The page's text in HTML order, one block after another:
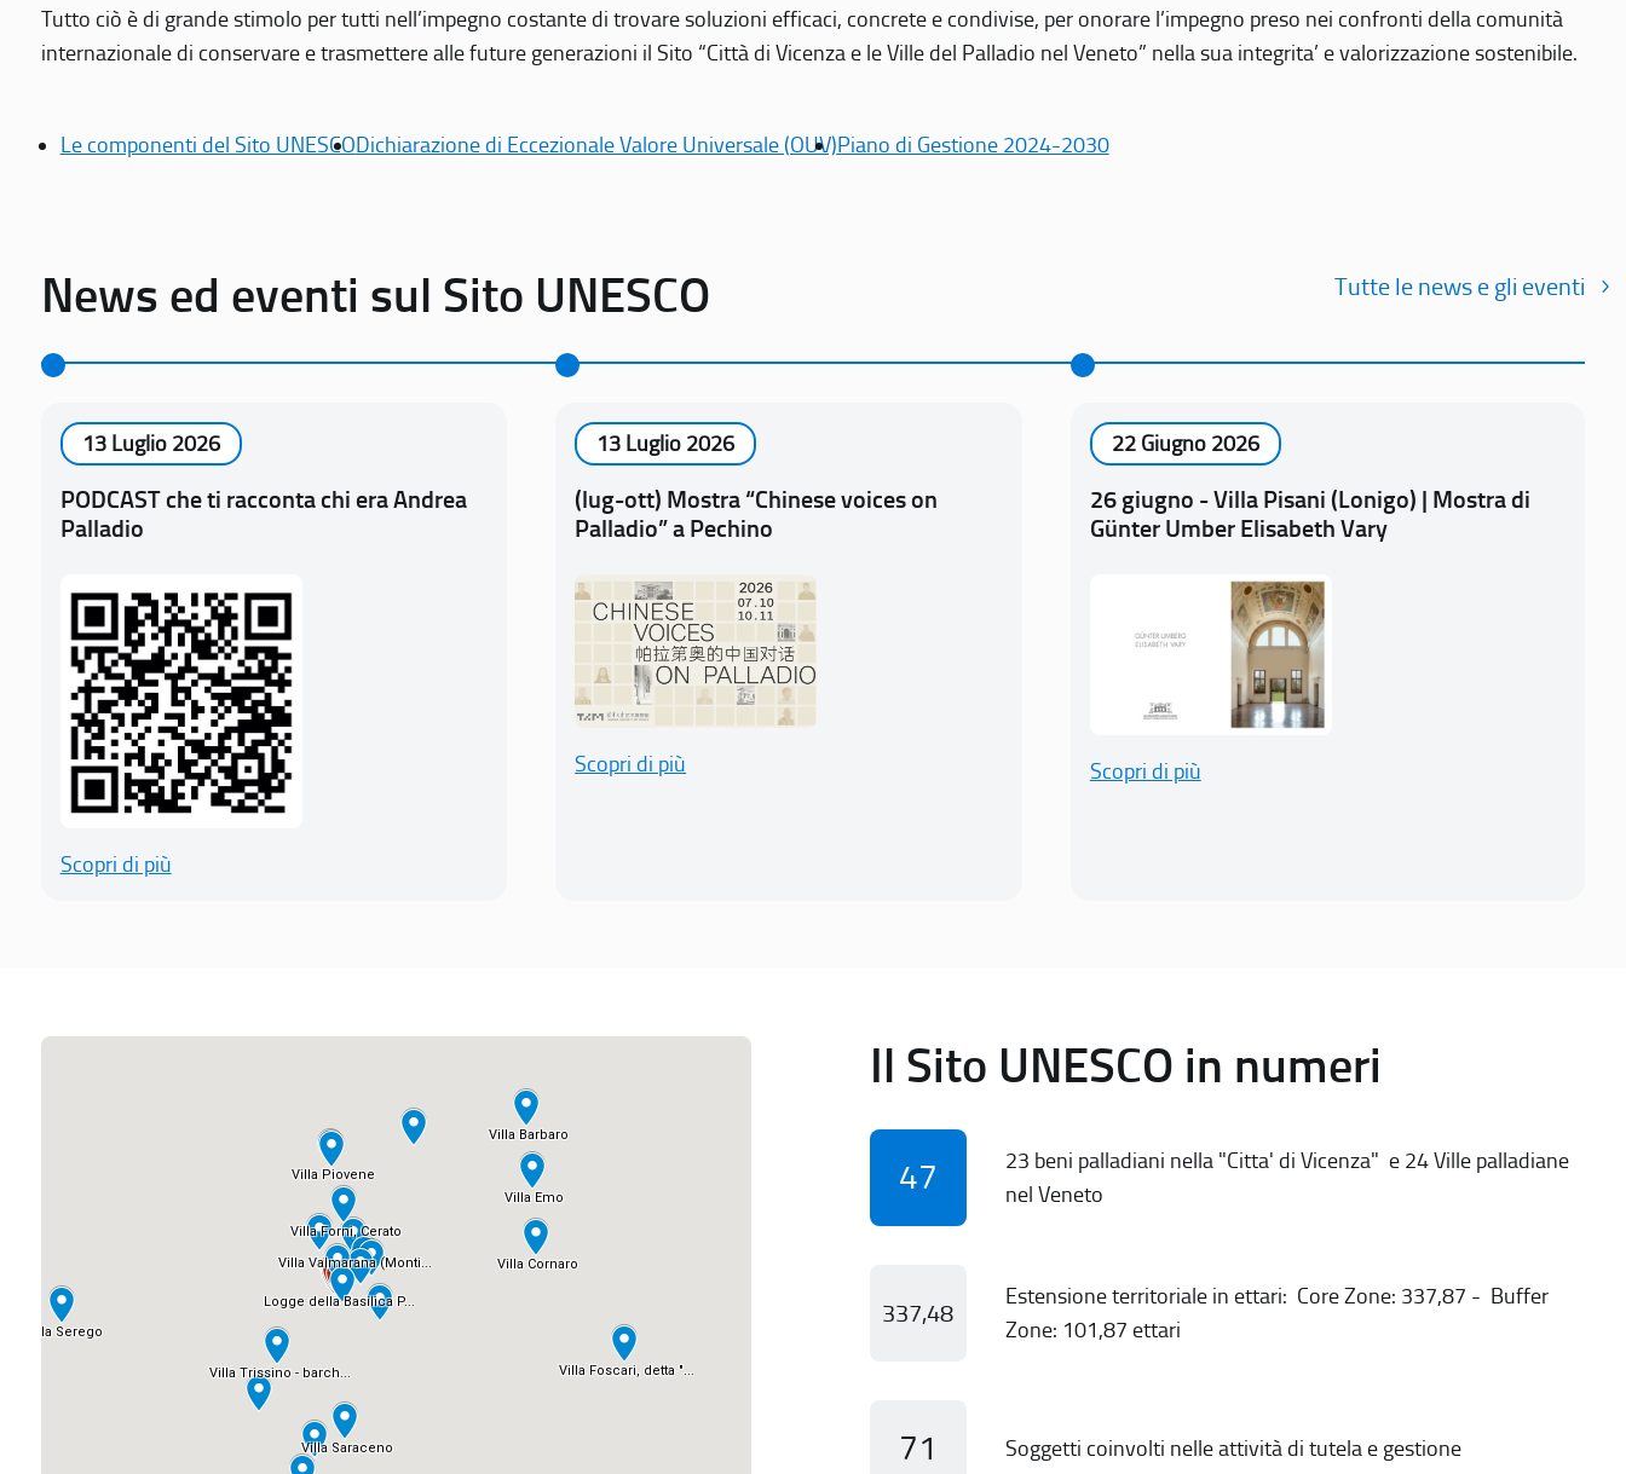
Tutto ciò è di grande stimolo per tutti nell’impegno costante di trovare soluzioni efficaci, concrete e condivise, per onorare l’impegno preso nei confronti della comunità
internazionale di conservare e trasmettere alle future generazioni il Sito “Città di Vicenza e le Ville del Palladio nel Veneto” nella sua integrita’ e valorizzazione sostenibile.
Le componenti del Sito UNESCODichiarazione di Eccezionale Valore Universale (OUV)Piano di Gestione 2024-2030
News ed eventi sul Sito UNESCO Tutte le news e gli eventi
13 Luglio 2026
PODCAST che ti racconta chi era Andrea
Palladio
Scopri di più
13 Luglio 2026
(lug-ott) Mostra “Chinese voices on
Palladio” a Pechino
Scopri di più
22 Giugno 2026
26 giugno - Villa Pisani (Lonigo) | Mostra di
Günter Umber Elisabeth Vary
Scopri di più
Il Sito UNESCO in numeri
47
23 beni palladiani nella "Citta' di Vicenza" e 24 Ville palladiane
nel Veneto
337,48
Estensione territoriale in ettari: Core Zone: 337,87 - Buffer
Zone: 101,87 ettari
71 Soggetti coinvolti nelle attività di tutela e gestione